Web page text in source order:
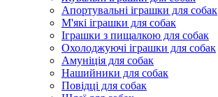
Апортувальні іграшки для собак
М'які іграшки для собак
Іграшки з пищалкою для собак
Охолоджуючі іграшки для собак
Амуніція для собак
Нашийники для собак
Повідці для собак